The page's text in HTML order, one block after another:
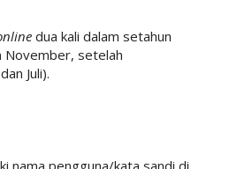
dua kali dalam setahun
November, setelah
Juli).